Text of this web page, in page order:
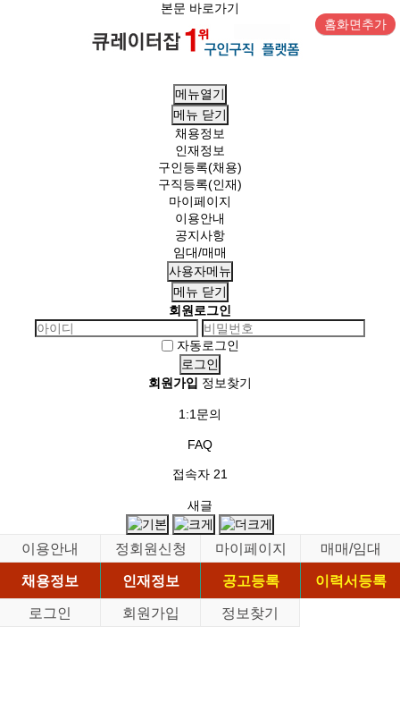
본문 바로가기
홈화면추가
메뉴열기
메뉴 닫기
채용정보
인재정보
구인등록(채용)
구직등록(인재)
마이페이지
이용안내
공지사항
임대/매매
사용자메뉴
메뉴 닫기
회원로그인
자동로그인
회원가입 정보찾기
1:1문의
FAQ
접속자 21
새글
이용안내 정회원신청 마이페이지
매매/임대
채용정보
인재정보 공고등록
이력서등록
로그인
회원가입 정보찾기